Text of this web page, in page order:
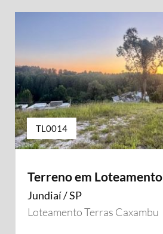
TL0014
Terreno em Loteamento
Jundiaí / SP
Loteamento Terras Caxambu